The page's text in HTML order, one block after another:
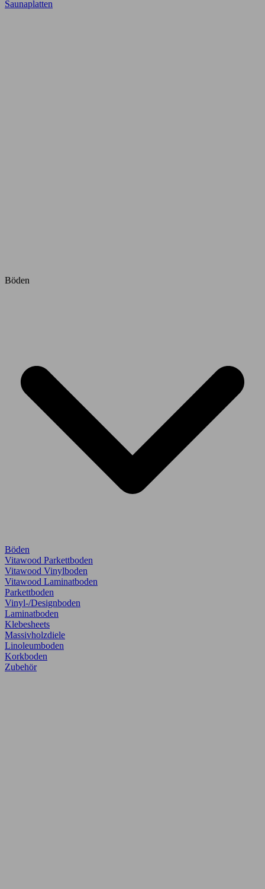
Saunaplatten
Böden
Böden
Vitawood Parkettboden
Vitawood Vinylboden
Vitawood Laminatboden
Parkettboden
Vinyl-/Designboden
Laminatboden
Klebesheets
Massivholzdiele
Linoleumboden
Korkboden
Zubehör